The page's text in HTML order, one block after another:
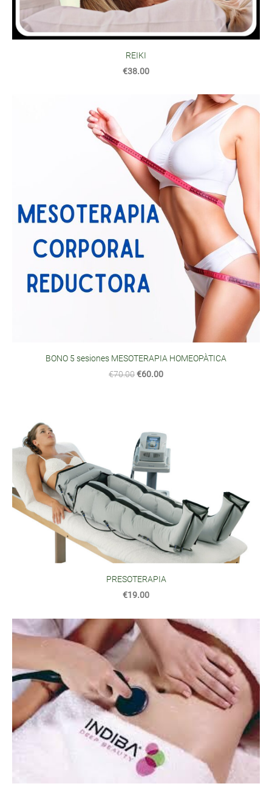
REIKI
€38.00
BONO 5 sesiones MESOTERAPIA HOMEOPÀTICA
€70.00€60.00
PRESOTERAPIA
€19.00